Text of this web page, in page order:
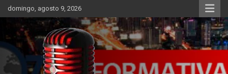
Skip
to
content
domingo, agosto 9, 2026